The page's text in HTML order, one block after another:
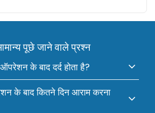
पूछे जाने वाले प्रश्न
के बाद दर्द होता है?
के बाद कितने दिन आराम करना